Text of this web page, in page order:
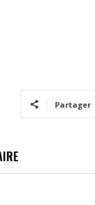
Partager